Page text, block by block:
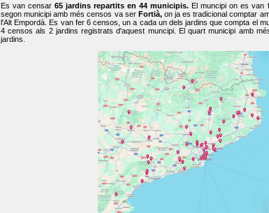
Es van censar65 jardins repartits en 44 municipis. El muncipi on es
segon municipi amb més censos va ser Fortià, on ja es tradicional comptar
l'Alt Empordà. Es van fer 6 censos, un a cada un dels jardins que compta el
4 censos als 2 jardins registrats d'aquest muncipi. El quart municipi amb
jardins.